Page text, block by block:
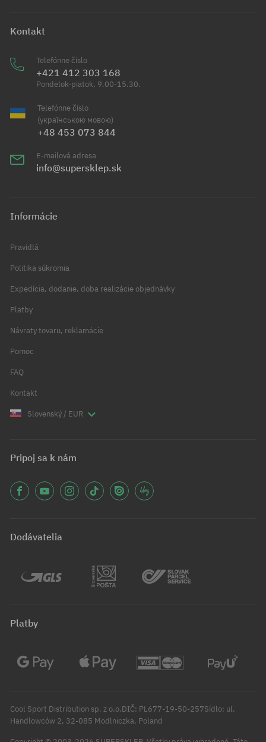
Kontakt
Telefónne číslo
+421 412 303 168
Pondelok-piatok, 9.00-15.30.
Telefónne číslo
(українською мовою)
+48 453 073 844
E-mailová adresa
info@supersklep.sk
Informácie
Pravidlá
Politika súkromia
Expedícia, dodanie, doba realizácie objednávky
Platby
Návraty tovaru, reklamácie
Pomoc
FAQ
Kontakt
Slovenský / EUR
Pripoj sa k nám
Dodávatelia
Platby
Cool Sport Distribution sp. z o.o.DIČ: PL677-19-50-257Sídlo: ul.
Handlowców 2, 32-085 Modlniczka, Poland